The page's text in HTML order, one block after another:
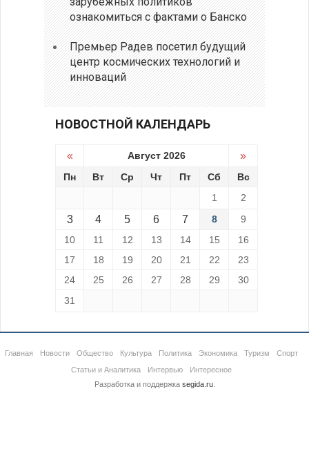
ознакомиться с фактами о Банско
Премьер Радев посетил будущий
центр космических технологий и
инноваций
НОВОСТНОЙ КАЛЕНДАРЬ
« Август 2026 »
Пн Вт Ср Чт Пт Сб
Вс
1
2
3 4 5 6 7 8
9
10
11 12 13 14 15
16
17
18 19 20 21 22
23
24
25 26 27 28 29
30
31
Главная Новости Общество Культура Политика Экономика Туризм
Спорт
Статьи и Аналитика
Интервью
Интересное
Разработка и поддержка segida.ru.